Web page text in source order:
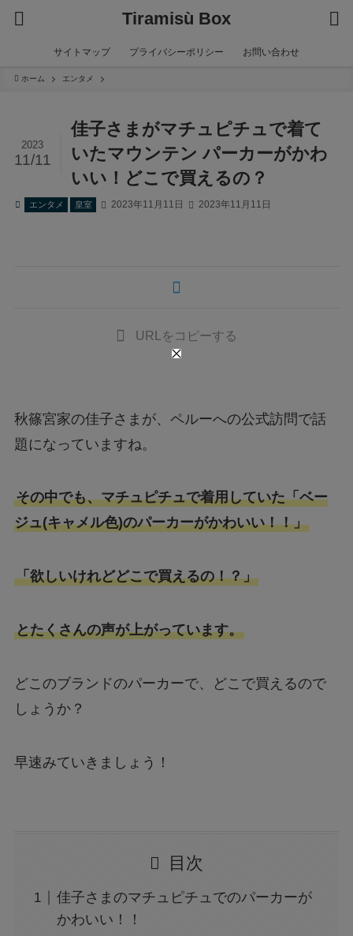
Tiramisù Box
サイトマップ プライバシーポリシー お問い合わせ
ホーム エンタメ
佳子さまがマチュピチュで着て
いたマウンテン パーカーがかわ
いい！どこで買えるの？
2023
11/11
エンタメ 皇室 2023年11月11日 2023年11月11日
URLをコピーする
秋篠宮家の佳子さまが、ペルーへの公式訪問で話
題になっていますね。
その中でも、マチュピチュで着用していた「ベー
ジュ(キャメル色)のパーカーがかわいい！！」
「欲しいけれどどこで買えるの！？」
とたくさんの声が上がっています。
どこのブランドのパーカーで、どこで買えるので
しょうか？
早速みていきましょう！
目次
佳子さまのマチュピチュでのパーカーが
かわいい！！